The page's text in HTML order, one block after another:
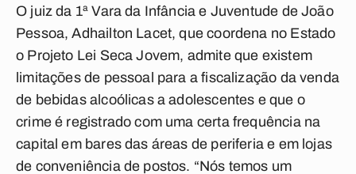
O juiz da 1ª Vara da Infância e Juventude de João
Pessoa, Adhailton Lacet, que coordena no Estado
o Projeto Lei Seca Jovem, admite que existem
limitações de pessoal para a fiscalização da venda
de bebidas alcoólicas a adolescentes e que o
crime é registrado com uma certa frequência na
capital em bares das áreas de periferia e em lojas
de conveniência de postos. “Nós temos um